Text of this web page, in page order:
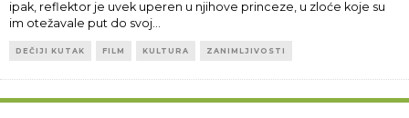
ipak, reflektor je uvek uperen u njihove princeze, u zloće koje su
im otežavale put do svoj...
DEČIJI KUTAK FILM KULTURA ZANIMLJIVOSTI